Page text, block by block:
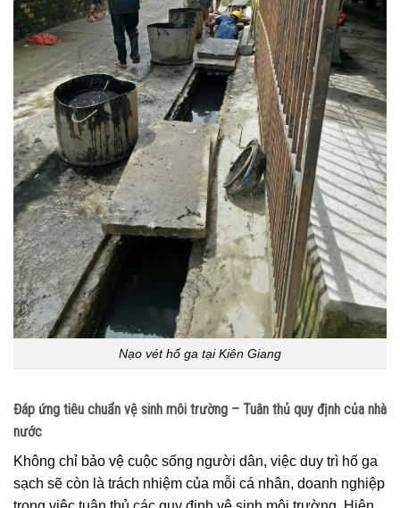
Nạo vét hố ga tại Kiên Giang
Đáp ứng tiêu chuẩn vệ sinh môi trường – Tuân thủ quy định của nhà
nước
Không chỉ bảo vệ cuộc sống người dân, việc duy trì hố ga
sạch sẽ còn là trách nhiệm của mỗi cá nhân, doanh nghiệp